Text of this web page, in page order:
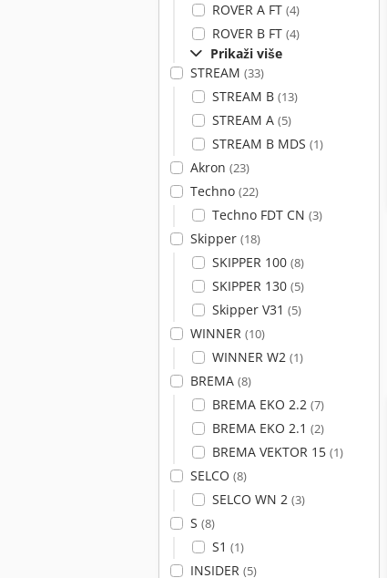
ROVER A FT (4)
ROVER B FT (4)
Prikaži više
STREAM (33)
STREAM B (13)
STREAM A (5)
STREAM B MDS (1)
Akron (23)
Techno (22)
Techno FDT CN (3)
Skipper (18)
SKIPPER 100 (8)
SKIPPER 130 (5)
Skipper V31 (5)
WINNER (10)
WINNER W2 (1)
BREMA (8)
BREMA EKO 2.2 (7)
BREMA EKO 2.1 (2)
BREMA VEKTOR 15 (1)
SELCO (8)
SELCO WN 2 (3)
S (8)
S1 (1)
INSIDER (5)